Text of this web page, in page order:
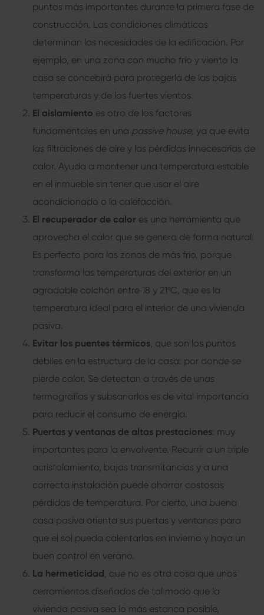
puntos más importantes durante la primera fase de
construcción. Las condiciones climáticas
determinan las necesidades de la edificación. Por
ejemplo, en una zona con mucho frío y viento la
casa se concebirá para protegerla de las bajas
temperaturas y de los fuertes vientos.
El aislamiento es otro de los factores
fundamentales en una passive house, ya que evita
las filtraciones de aire y las pérdidas innecesarias de
calor. Ayuda a mantener una temperatura estable
en el inmueble sin tener que usar el aire
acondicionado o la calefacción.
El recuperador de calor es una herramienta que
aprovecha el calor que se genera de forma natural.
Es perfecto para las zonas de más frío, porque
transforma las temperaturas del exterior en un
agradable colchón entre 18 y 21ºC, que es la
temperatura ideal para el interior de una vivienda
pasiva
Evitar los puentes térmicos , que son los puntos
débiles en la estructura de la casa: por donde se
pierde calor. Se detectan a través de unas
termografías y subsanarlos es de vital importancia
para reducir el consumo de energía.
Puertas y ventanas de altas prestaciones: muy
importantes para la envolvente. Recurrir a un triple
acristalamiento, bajas transmitancias y a una
correcta instalación puede ahorrar costosas
pérdidas de temperatura. Por cierto, una buena
casa pasiva orienta sus puertas y ventanas para
que el sol pueda calentarlas en invierno y haya un
buen control en verano.
La hermeticidad , que no es otra cosa que unos
cerramientos diseñados de tal modo que la
vivienda pasiva sea lo más estanca posible,